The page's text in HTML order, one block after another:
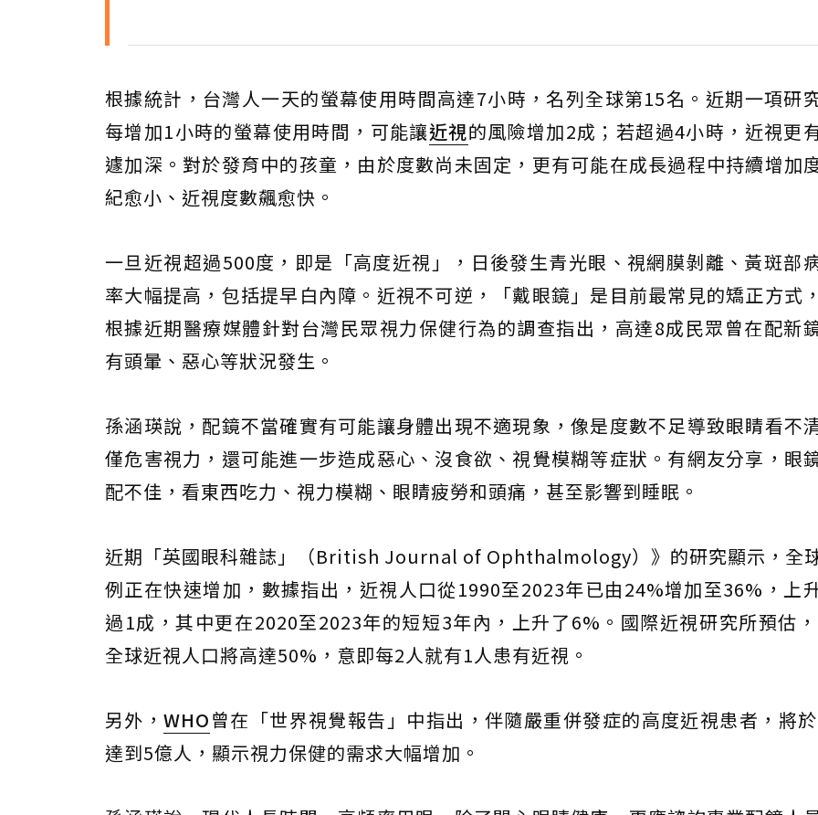
根據統計，台灣人一天的螢幕使用時間高達7小時，名列全球第15名。近期一項研
每增加1小時的螢幕使用時間，可能讓近視的風險增加2成；若超過4小時，近視更
遽加深。對於發育中的孩童，由於度數尚未固定，更有可能在成長過程中持續增加
紀愈小、近視度數飆愈快。
一旦近視超過500度，即是「高度近視」，日後發生青光眼、視網膜剝離、黃斑部
率大幅提高，包括提早白內障。近視不可逆，「戴眼鏡」是目前最常見的矯正方式
根據近期醫療媒體針對台灣民眾視力保健行為的調查指出，高達8成民眾曾在配新
有頭暈、惡心等狀況發生。
孫涵瑛說，配鏡不當確實有可能讓身體出現不適現象，像是度數不足導致眼睛看不
僅危害視力，還可能進一步造成惡心、沒食欲、視覺模糊等症狀。有網友分享，眼
配不佳，看東西吃力、視力模糊、眼睛疲勞和頭痛，甚至影響到睡眠。
近期「英國眼科雜誌」（British Journal of Ophthalmology）》的研究顯示，全
例正在快速增加，數據指出，近視人口從1990至2023年已由24%增加至36%，上
過1成，其中更在2020至2023年的短短3年內，上升了6%。國際近視研究所預估
全球近視人口將高達50%，意即每2人就有1人患有近視。
另外，WHO曾在「世界視覺報告」中指出，伴隨嚴重併發症的高度近視患者，將
達到5億人，顯示視力保健的需求大幅增加。